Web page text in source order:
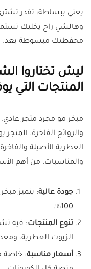
يعني ببساطة: تقدر
وهالشي راح يخليك
محفظتك مبسوطة بعد.
ليش تختاروا
المنتجات التي
مبخر مو مجرد متجر
والروائح الفاخرة.
العطرية الأصيلة
والمناسبات. من أهم
جودة عالية: يتميز
100%.
تنوع المنتجات: فيه
الزيوت العطرية،
أسعار مناسبة